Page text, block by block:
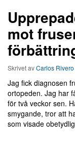
mot
Skrivet avCarlos Rivero
Jag fick diagnosen
ortopeden. Jag har
för två veckor sen.
smygande, tror att
som visade